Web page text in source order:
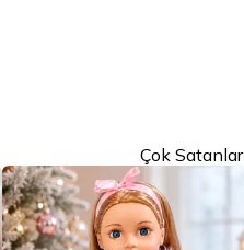
Çok Satanlar